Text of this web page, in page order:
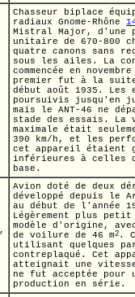
Chasseur biplace
radiaux Gnome-Rhône
Mistral Major,
d'une
unitaire de 670-800
quatre canons sans
sous les ailes. La
commencée en
premier fut à la
début août 1935. Les
poursuivis jusqu'en
mais le ANT-46 ne
stade des essais. La
maximale était
390 km/h,
et les
cet appareil étaient
inférieures à celles
base.
,
Avion doté de deux
développé depuis le
au début de l'année
Légèrement plus
modèle d'origine,
de voilure de 46 m2 .
utilisant quelques
contreplaqué. Cet
atteignait une
ne fut acceptée pour
production en série.